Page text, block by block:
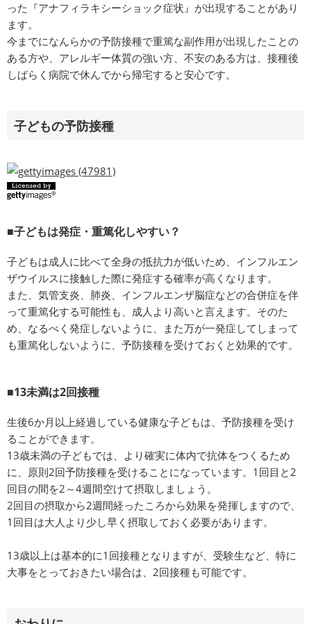
った『アナフィラキシーショック症状』が出現することがあり
ます。
今までになんらかの予防接種で重篤な副作用が出現したことの
ある方や、アレルギー体質の強い方、不安のある方は、接種後
しばらく病院で休んでから帰宅すると安心です。
子どもの予防接種
■子どもは発症・重篤化しやすい？
子どもは成人に比べて全身の抵抗力が低いため、インフルエン
ザウイルスに接触した際に発症する確率が高くなります。
また、気管支炎、肺炎、インフルエンザ脳症などの合併症を伴
って重篤化する可能性も、成人より高いと言えます。そのた
め、なるべく発症しないように、また万が一発症してしまって
も重篤化しないように、予防接種を受けておくと効果的です。
■13未満は2回接種
生後6か月以上経過している健康な子どもは、予防接種を受け
ることができます。
13歳未満の子どもでは、より確実に体内で抗体をつくるため
に、原則2回予防接種を受けることになっています。1回目と2
回目の間を2～4週間空けて摂取しましょう。
2回目の摂取から2週間経ったころから効果を発揮しますので、
1回目は大人より少し早く摂取しておく必要があります。
13歳以上は基本的に1回接種となりますが、受験生など、特に
大事をとっておきたい場合は、2回接種も可能です。